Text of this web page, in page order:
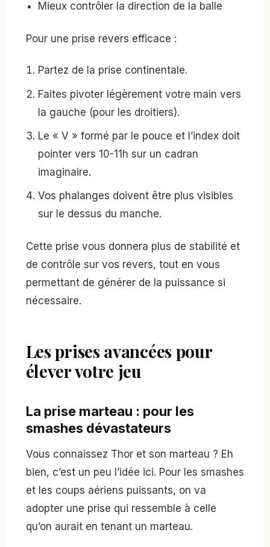
Mieux contrôler la direction de la balle
Pour une prise revers efficace :
Partez de la prise continentale.
Faites pivoter légèrement votre main vers
la gauche (pour les droitiers).
Le « V » formé par le pouce et l’index doit
pointer vers 10-11h sur un cadran
imaginaire.
Vos phalanges doivent être plus visibles
sur le dessus du manche.
Cette prise vous donnera plus de stabilité et
de contrôle sur vos revers, tout en vous
permettant de générer de la puissance si
nécessaire.
Les prises avancées pour
élever votre jeu
La prise marteau : pour les
smashes dévastateurs
Vous connaissez Thor et son marteau ? Eh
bien, c’est un peu l’idée ici. Pour les smashes
et les coups aériens puissants, on va
adopter une prise qui ressemble à celle
qu’on aurait en tenant un marteau.